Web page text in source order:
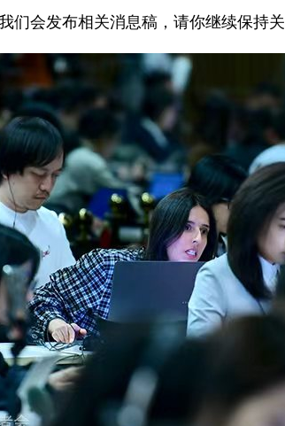
会发布相关消息稿，请你继续保持关